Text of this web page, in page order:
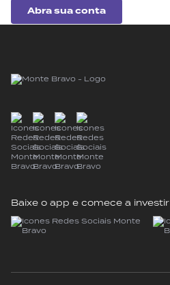
Abra sua conta
Baixe o app e comece a investir